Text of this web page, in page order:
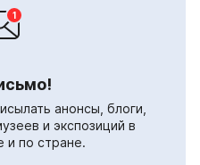
анонсы, блоги,
и экспозиций в
и по стране.